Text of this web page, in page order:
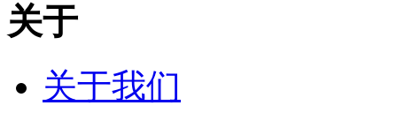
关于
关于我们